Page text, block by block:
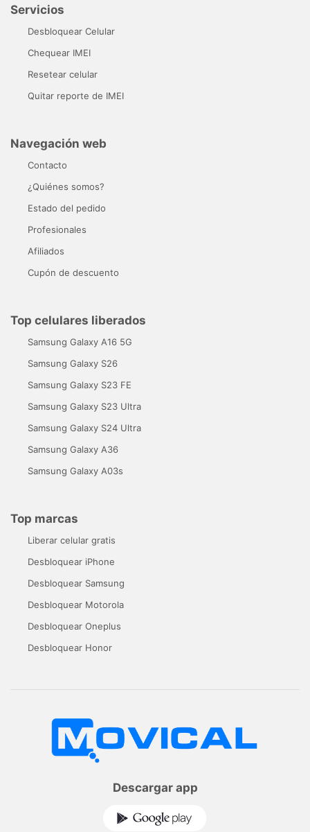
Servicios
Desbloquear Celular
Chequear IMEI
Resetear celular
Quitar reporte de IMEI
Navegación web
Contacto
¿Quiénes somos?
Estado del pedido
Profesionales
Afiliados
Cupón de descuento
Top celulares liberados
Samsung Galaxy A16 5G
Samsung Galaxy S26
Samsung Galaxy S23 FE
Samsung Galaxy S23 Ultra
Samsung Galaxy S24 Ultra
Samsung Galaxy A36
Samsung Galaxy A03s
Top marcas
Liberar celular gratis
Desbloquear iPhone
Desbloquear Samsung
Desbloquear Motorola
Desbloquear Oneplus
Desbloquear Honor
Descargar app